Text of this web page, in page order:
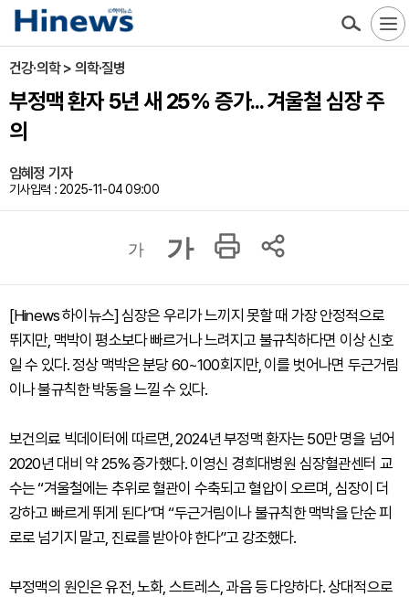
건강·의학 > 의학·질병
부정맥 환자 5년 새 25% 증가... 겨울철 심장 주
의
임혜정 기자
기사입력 : 2025-11-04 09:00
가 가
[Hinews 하이뉴스] 심장은 우리가 느끼지 못할 때 가장 안정적으로
뛰지만, 맥박이 평소보다 빠르거나 느려지고 불규칙하다면 이상 신호
일 수 있다. 정상 맥박은 분당 60~100회지만, 이를 벗어나면 두근거림
이나 불규칙한 박동을 느낄 수 있다.
보건의료 빅데이터에 따르면, 2024년 부정맥 환자는 50만 명을 넘어
2020년 대비 약 25% 증가했다. 이영신 경희대병원 심장혈관센터 교
수는 “겨울철에는 추위로 혈관이 수축되고 혈압이 오르며, 심장이 더
강하고 빠르게 뛰게 된다”며 “두근거림이나 불규칙한 맥박을 단순 피
로로 넘기지 말고, 진료를 받아야 한다”고 강조했다.
부정맥의 원인은 유전, 노화, 스트레스, 과음 등 다양하다. 상대적으로